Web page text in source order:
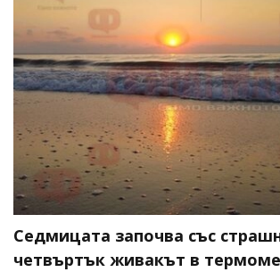
Седмицата започва със
четвъртък живакът в